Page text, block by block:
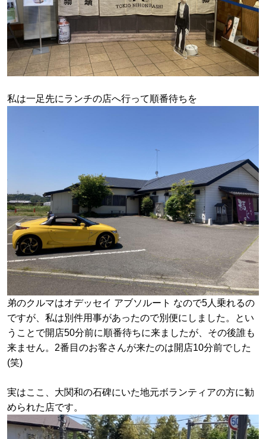
私は一足先にランチの店へ行って順番待ちを
弟のクルマはオデッセイ アブソルート なので5人乗れるの
ですが、 私は別件用事があったので別便にしました。とい
うことで開店50分前に順番待ちに来ましたが、その後誰も
来ません。2番目のお客さんが来たのは開店10分前でした
(笑)
実はここ、大関和の石碑にいた地元ボランティアの方に勧
められた店です。